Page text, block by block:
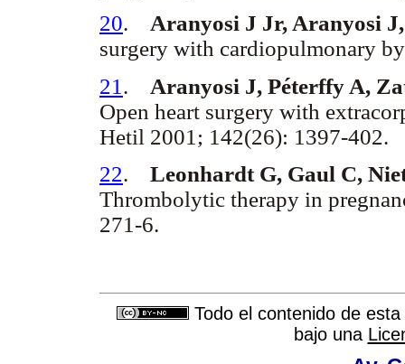
20. Aranyosi J Jr, Aranyosi
surgery with cardiopulmonary
21 . Aranyosi J, Péterffy A,
Open heart surgery with
Hetil 2001; 142(26): 1397-402.
22. Leonhardt G, Gaul C,
Thrombolytic therapy in
271-6.
Todo el contenido de
bajo una